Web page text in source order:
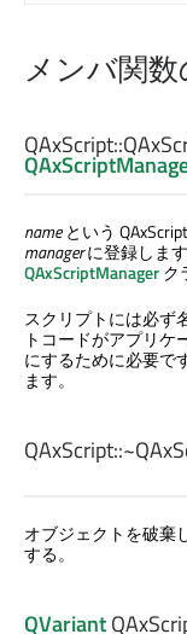
メンバ関
QAxScript::
nameという
managerに登録します
QAxScriptManagerク
スクリプトには必ず
トコードがアプリケ
にするために必要で
ます。
QAxScript::
オブジェクトを破棄
する。
QVariant